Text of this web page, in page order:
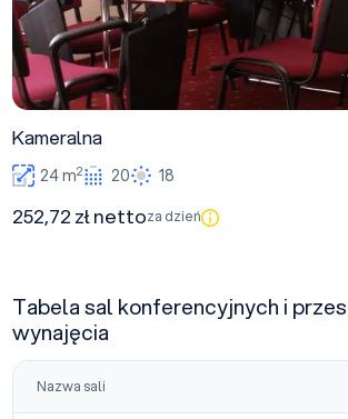
Kameralna
24 m2 20 18
252,72 zł nettoza dzień
Tabela sal konferencyjnych i
wynajęcia
Nazwa sali